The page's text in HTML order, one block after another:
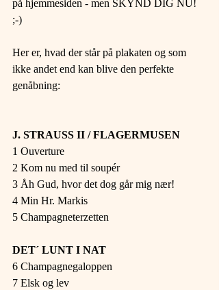
på hjemmesiden - men SKYND DIG NU!
;-)
Her er, hvad der står på plakaten og som
ikke andet end kan blive den perfekte
genåbning:
J. STRAUSS II / FLAGERMUSEN
1 Ouverture
2 Kom nu med til soupér
3 Åh Gud, hvor det dog går mig nær!
4 Min Hr. Markis
5 Champagneterzetten
DET´ LUNT I NAT
6 Champagnegaloppen
7 Elsk og lev